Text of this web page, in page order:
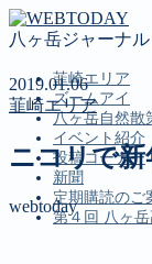
八ヶ岳ジャーナ
韮崎エリア
ズームアイ
八ヶ岳自然散
イベント紹介
投稿コーナー
新聞
定期購読のご
第４回 八ヶ
2019.01.06
韮崎エリア
ニコリで新
webtoday